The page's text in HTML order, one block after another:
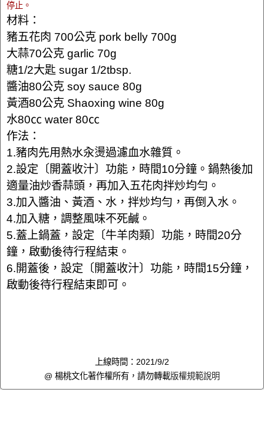
停止。
材料：
豬五花肉 700公克 pork belly 700g
大蒜70公克 garlic 70g
糖1/2大匙 sugar 1/2tbsp.
醬油80公克 soy sauce 80g
黃酒80公克 Shaoxing wine 80g
水80㏄ water 80㏄
作法：
1.豬肉先用熱水汆燙過濾血水雜質。
2.設定〔開蓋收汁〕功能，時間10分鐘。鍋熱後加
適量油炒香蒜頭，再加入五花肉拌炒均勻。
3.加入醬油、黃酒、水，拌炒均勻，再倒入水。
4.加入糖，調整風味不死鹹。
5.蓋上鍋蓋，設定〔牛羊肉類〕功能，時間20分
鐘，啟動後待行程結束。
6.開蓋後，設定〔開蓋收汁〕功能，時間15分鐘，
啟動後待行程結束即可。
上線時間：2021/9/2
@ 楊桃文化著作權所有，請勿轉載版權規範說明